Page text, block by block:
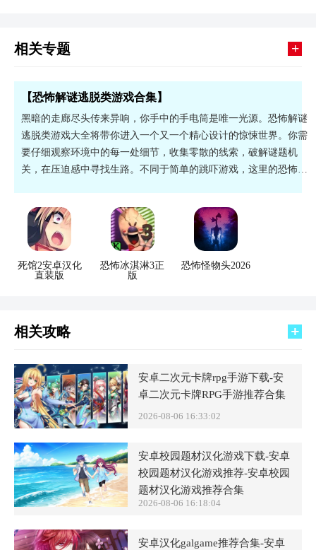
相关专题 +
【恐怖解谜逃脱类游戏合集】
黑暗的走廊尽头传来异响，你手中的手电筒是唯一光源。恐怖解谜
逃脱类游戏大全将带你进入一个又一个精心设计的惊悚世界。你需
要仔细观察环境中的每一处细节，收集零散的线索，破解谜题机
关，在压迫感中寻找生路。不同于简单的跳吓游戏，这里的恐怖更
死馆2安卓汉化
直装版
恐怖冰淇淋3正
版
恐怖怪物头2026
相关攻略
安卓二次元卡牌rpg手游下载-安
卓二次元卡牌RPG手游推荐合集
2026-08-06 16:33:02
安卓校园题材汉化游戏下载-安卓
校园题材汉化游戏推荐-安卓校园
题材汉化游戏推荐合集
2026-08-06 16:18:04
安卓汉化galgame推荐合集-安卓